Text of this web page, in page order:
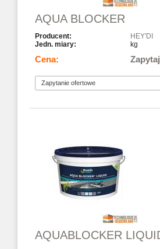
AQUA BLOCKER
HEY'DI
kg
AQUABLOCKER